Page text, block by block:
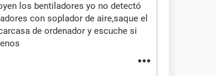
los bentiladores yo no detectó
con soplador de aire,saque el
de ordenador y escuche si